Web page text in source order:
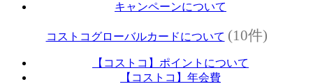
キャンペーンについて
コストコグローバルカードについて (10件)
【コストコ】ポイントについて
【コストコ】年会費